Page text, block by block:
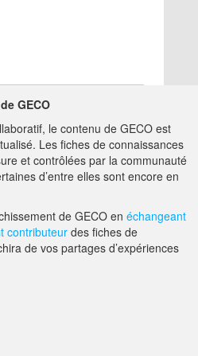
AIDE
NOUS CONTACTER
GECO
le contenu de GECO est
Les fiches de connaissances
et contrôlées par la communauté
d’entre elles sont encore en
de GECO en échangeant
contributeur des fiches de
de vos partages d’expériences